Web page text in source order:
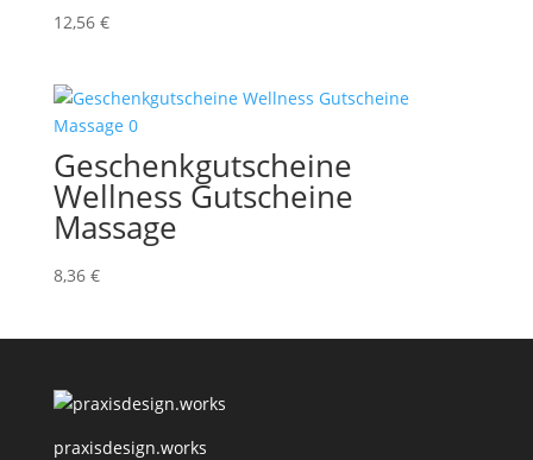
12,56 €
Geschenkgutscheine
Wellness Gutscheine
Massage
8,36 €
praxisdesign.works